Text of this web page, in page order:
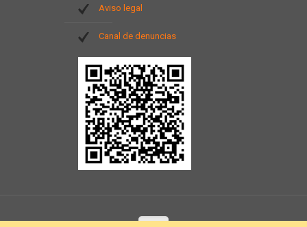
Aviso legal
Canal de denuncias